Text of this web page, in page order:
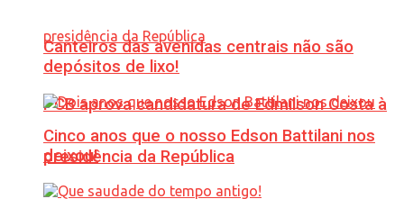
PCB aprova candidatura de Edmilson Costa à
presidência da República
Canteiros das avenidas centrais não são
depósitos de lixo!
Cinco anos que o nosso Edson Battilani nos
deixou!